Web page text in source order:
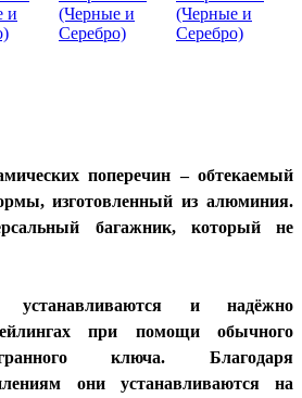
поперечин – обтекаемый
изготовленный из алюминия.
багажник, который не
устанавливаются и надёжно
при помощи обычного
ключа. Благодаря
они устанавливаются на